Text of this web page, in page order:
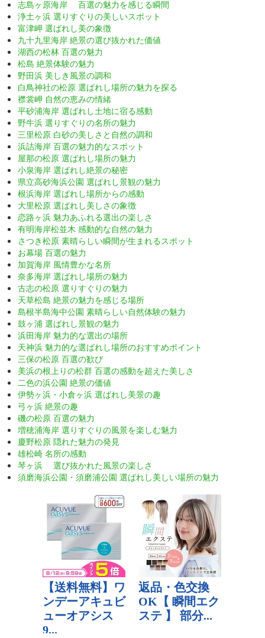
志島ヶ原海岸 百選の魅力を感じる瞬間
浄土ヶ浜 選りすぐりの美しいスポット
富津岬 選ばれし美の象徴
九十九里海岸 絶景の選び抜かれた価値
湖西の松林 百選の魅力
松島 絶景体験の魅力
野田浜 美しき風景の調和
白鳥神社の松原 選ばれし場所の魅力を探る
襟裳岬 自然の恵みの情緒
平砂浦海岸 選ばれし土地に宿る感動
野牛浜 選りすぐりの名所の魅力
三里松原 白砂の美しさと自然の調和
浜詰海岸 百選の魅力的なスポット
屋那の松原 選ばれし場所の魅力
小泉海岸 選ばれし絶景の秘密
県立高砂海浜公園 選ばれし景観の魅力
根浜海岸 選ばれし場所からの感動
大里松原 選ばれし美しさの象徴
恋路ヶ浜 魅力あふれる選出の楽しさ
有明海岸松並木 感動的な自然の魅力
さつき松原 素晴らしい瞬間が生まれるスポット
お幕場 百選の魅力
加賀海岸 風情豊かな名所
奈多海岸 選ばれし場所の魅力
古志の松原 選りすぐりの魅力
天草松島 絶景の魅力を感じる場所
島根半島海中公園 素晴らしい自然体験の魅力
鼓ヶ浦 選ばれし景観の魅力
浜田海岸 魅力的な選出の場所
天神浜 魅力的な選ばれし場所のおすすめポイント
三保の松原 百選の歓び
美浜の根上りの松群 百選の感動を超えた美しさ
二色の浜公園 絶景の価値
伊勢ヶ浜・小倉ヶ浜 選ばれし美景の趣
弓ヶ浜 絶景の趣
磯の松原 百選の魅力
増穂浦海岸 選りすぐりの風景を楽しむ魅力
慶野松原 隠れた魅力の発見
雄松崎 名所の感動
琴ヶ浜 選び抜かれた風景の楽しさ
須磨海浜公園・須磨浦公園 選ばれし美しい場所の魅力